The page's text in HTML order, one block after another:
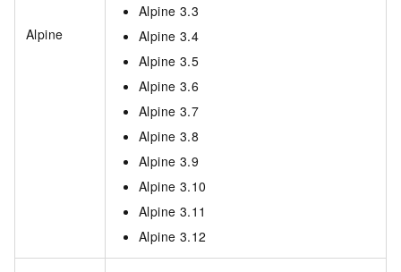
Alpine
Alpine 3.3
Alpine 3.4
Alpine 3.5
Alpine 3.6
Alpine 3.7
Alpine 3.8
Alpine 3.9
Alpine 3.10
Alpine 3.11
Alpine 3.12